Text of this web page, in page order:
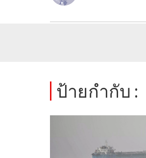
ป้ายกำกับ :